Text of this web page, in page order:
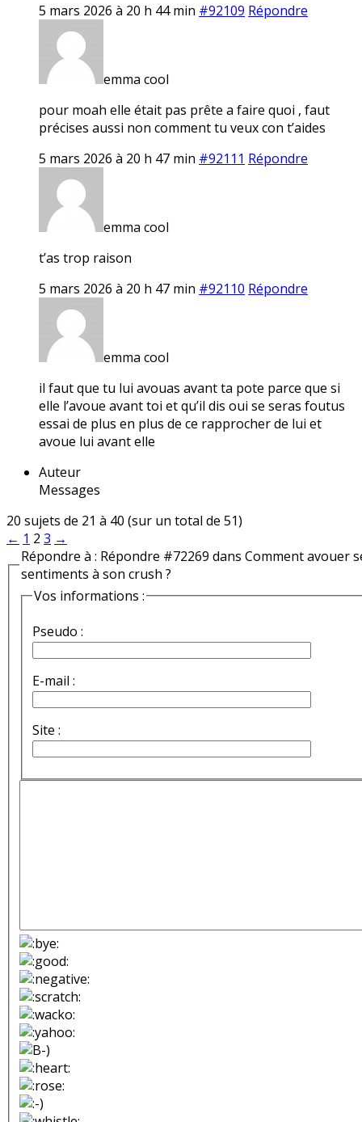
5 mars 2026 à 20 h 44 min #92109 Répondre
emma cool
pour moah elle était pas prête a faire quoi , faut
précises aussi non comment tu veux con t’aides
5 mars 2026 à 20 h 47 min #92111 Répondre
emma cool
t’as trop raison
5 mars 2026 à 20 h 47 min #92110 Répondre
emma cool
il faut que tu lui avouas avant ta pote parce que si
elle l’avoue avant toi et qu’il dis oui se seras foutus
essai de plus en plus de ce rapprocher de lui et
avoue lui avant elle
Auteur
Messages
20 sujets de 21 à 40 (sur un total de 51)
← 1 2 3 →
Répondre à : Répondre #72269 dans Comment avouer
sentiments à son crush ?
Vos informations :
Pseudo :
E-mail :
Site :